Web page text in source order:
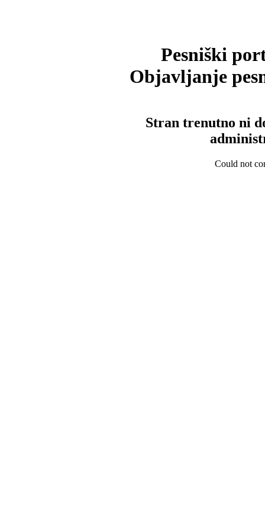
Pesniški
Objavljanje
Stran trenutno ni
Could not